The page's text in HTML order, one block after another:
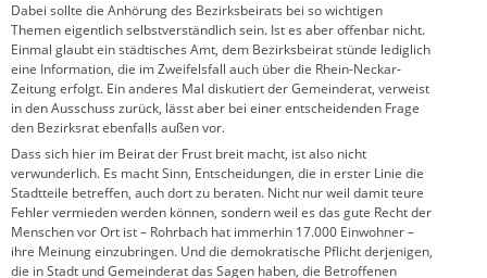
Dabei sollte die Anhörung des Bezirksbeirats bei so wichtigen
Themen eigentlich selbst­ver­ständlich sein. Ist es aber offenbar nicht.
Einmal glaubt ein städtisches Amt, dem Bezirks­beirat stünde lediglich
eine Information, die im Zweifelsfall auch über die Rhein-Neckar-
Zeitung erfolgt. Ein anderes Mal diskutiert der Gemeinderat, verweist
in den Ausschuss zurück, lässt aber bei einer entscheidenden Frage
den Bezirksrat ebenfalls außen vor.
Dass sich hier im Beirat der Frust breit macht, ist also nicht
verwunderlich. Es macht Sinn, Entscheidungen, die in erster Linie die
Stadtteile betreffen, auch dort zu beraten. Nicht nur weil damit teure
Fehler vermieden werden können, sondern weil es das gute Recht der
Menschen vor Ort ist – Rohrbach hat immerhin 17.000 Einwohner –
ihre Meinung einzubringen. Und die demokratische Pflicht derjenigen,
die in Stadt und Gemeinderat das Sagen haben, die Betroffenen